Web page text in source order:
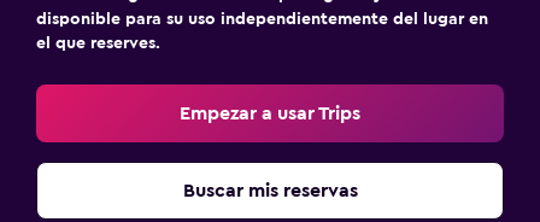
disponible para su uso independientemente del lugar en
el que reserves.
Empezar a usar Trips
Buscar mis reservas